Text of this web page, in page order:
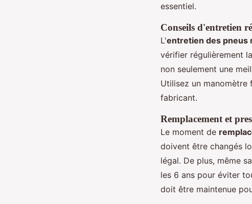
essentiel.
Conseils d'entretien
L'entretien des pneus
vérifier régulièrement la
non seulement une
Utilisez un manomètre
fabricant.
Remplacement et
Le moment de
doivent être changés
légal. De plus, même
les 6 ans pour éviter
doit être maintenue